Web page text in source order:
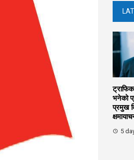
ट्राफिक
भनेको
प्रमुख
5